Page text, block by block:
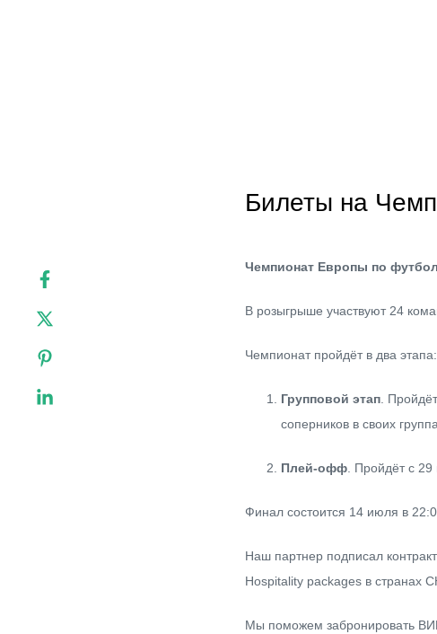
Билеты на
Чемпионат Европы по
В розыгрыше участвуют 24
Чемпионат пройдёт в два этапа:
Групповой этап.
соперников в своих
Плей-офф. Пройдёт с
Финал состоится 14 июля в
Наш партнер подписал
Hospitality packages в странах
Мы поможем забронировать